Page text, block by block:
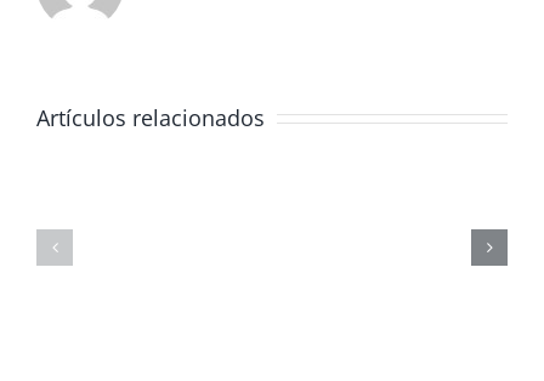
Artículos relacionados
ESCUELA